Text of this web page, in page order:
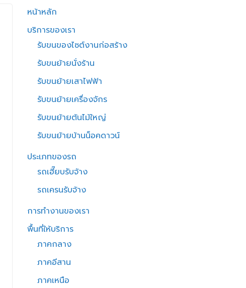
หน้าหลัก
บริการของเรา
รับขนของไซต์งานก่อสร้าง
รับขนย้ายนั่งร้าน
รับขนย้ายเสาไฟฟ้า
รับขนย้ายเครื่องจักร
รับขนย้ายต้นไม้ใหญ่
รับขนย้ายบ้านน็อคดาวน์
ประเภทของรถ
รถเฮี๊ยบรับจ้าง
รถเครนรับจ้าง
การทำงานของเรา
พื้นที่ให้บริการ
ภาคกลาง
ภาคอีสาน
ภาคเหนือ